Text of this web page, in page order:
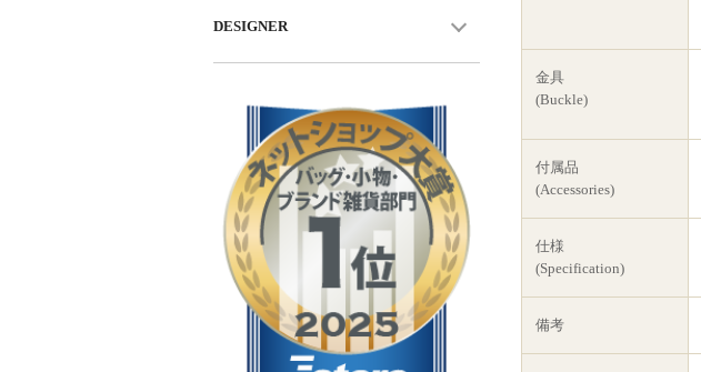
金具
(Buckle)
付属品
(Accessories)
仕様
(Specification)
備考
DESIGNER